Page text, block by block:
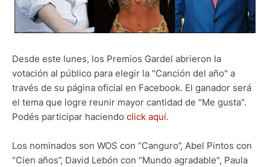
Desde este lunes, los Premios Gardel abrieron la
votación al público para elegir la "Canción del año" a
través de su página oficial en Facebook. El ganador será
el tema que logre reunir mayor cantidad de "Me gusta".
Podés participar haciendo click aquí.
Los nominados son WOS con “Canguro”, Abel Pintos con
“Cien años”, David Lebón con “Mundo agradable", Paula